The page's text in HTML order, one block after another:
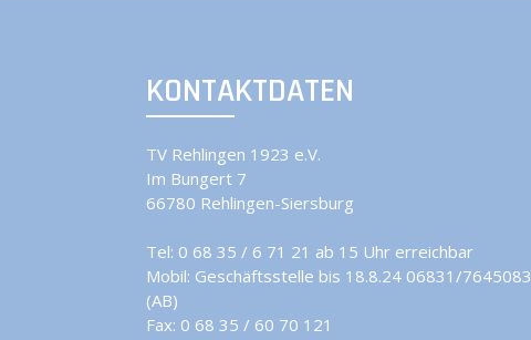
KONTAKTDATEN
TV Rehlingen 1923 e.V.
Im Bungert 7
66780 Rehlingen-Siersburg
Tel: 0 68 35 / 6 71 21 ab 15 Uhr erreichbar
Mobil: Geschäftsstelle bis 18.8.24 06831/7645083
(AB)
Fax: 0 68 35 / 60 70 121